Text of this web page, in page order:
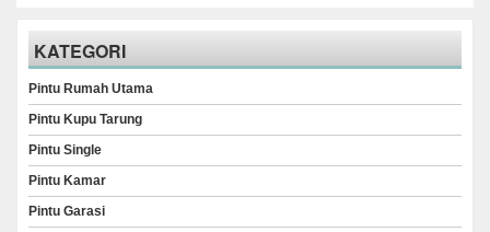
KATEGORI
Pintu Rumah Utama
Pintu Kupu Tarung
Pintu Single
Pintu Kamar
Pintu Garasi